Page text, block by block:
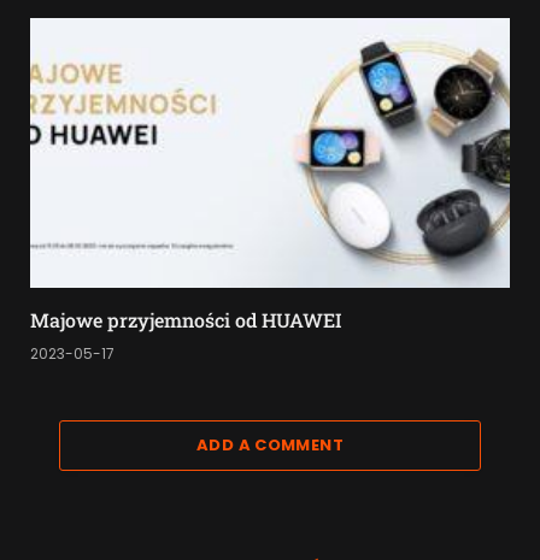
Majowe przyjemności od HUAWEI
2023-05-17
ADD A COMMENT